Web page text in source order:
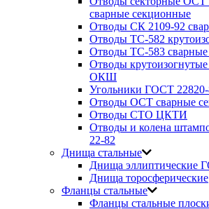
сварные секционные
Отводы СК 2109-92
Отводы ТС-582
Отводы ТС-583 сварные
Отводы
ОКШ
Угольники ГОСТ
Отводы ОСТ сварные
Отводы СТО ЦКТИ
Отводы и колена
22-82
Днища стальные
Днища эллиптические
Днища торосферические
Фланцы стальные
Фланцы стальные